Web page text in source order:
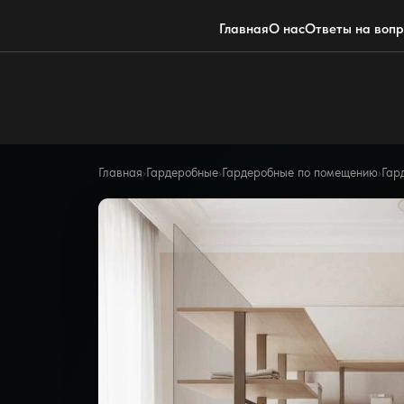
ГлавнаяО насОтветы на
Главная›Гардеробные›Гардеробные по помещению›